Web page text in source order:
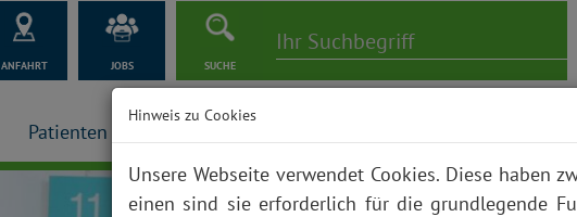
ANFAHRT JOBS SUCHE
Patienten + Besucher
Hinweis zu Cookies
Unsere Webseite verwendet Cookies. Diese haben
einen sind sie erforderlich für die grundlegende